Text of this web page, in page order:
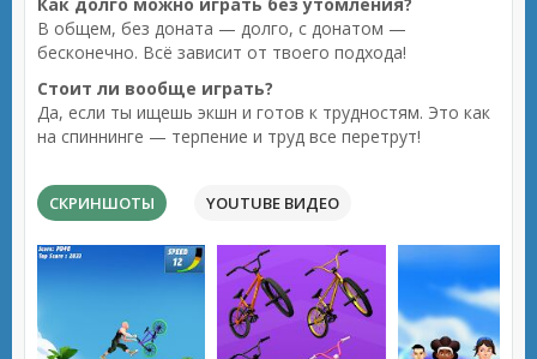
В общем, без доната — долго, с донатом —
бесконечно. Всё зависит от твоего подхода!
Стоит ли вообще играть?
Да, если ты ищешь экшн и готов к трудностям. Это как
на спиннинге — терпение и труд все перетрут!
СКРИНШОТЫ YOUTUBE ВИДЕО